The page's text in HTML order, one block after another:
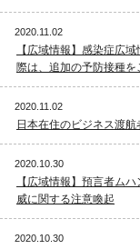
2020.11.02
【広域情報】感染症広
際は、追加の予防接種を
2020.11.02
日本在住のビジネス渡
2020.10.30
【広域情報】預言者ム
威に関する注意喚起
2020.10.30